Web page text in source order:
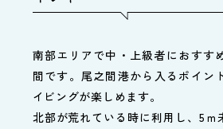
南部エリアで中・上級者におすす
間です。尾之間港から入るポイン
イビングが楽しめます。
北部が荒れている時に利用し、5ｍ